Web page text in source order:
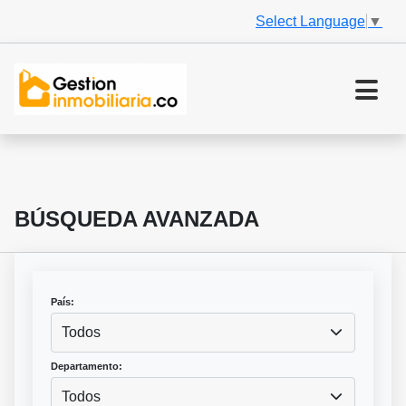
Select Language ▼
BÚSQUEDA AVANZADA
País:
Todos
Departamento:
Todos